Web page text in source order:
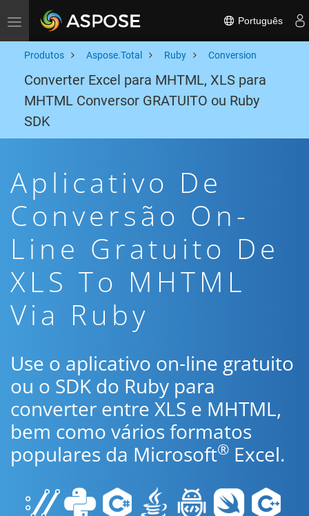
Toggle navigation Português
Produtos Aspose.Total Ruby Conversion
Converter Excel para MHTML, XLS para
MHTML Conversor GRATUITO ou Ruby
SDK
Aplicativo De
Conversão On-
Line Gratuito De
XLS To MHTML
Via Ruby
Use o aplicativo on-line gratuito
ou o SDK do Ruby para
converter entre XLS e MHTML,
bem como vários formatos
populares da Microsoft® Excel.